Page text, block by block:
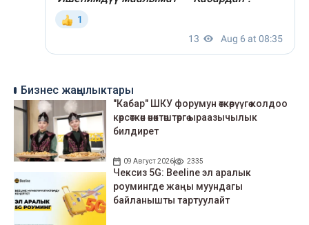
Бизнес жаңылыктары
"Кабар" ШКУ форумун өткөрүүгө колдоо
көрсөткөн өнөктөштөргө ыраазычылык
билдирет
09 Август 2026 2335
Чексиз 5G: Beeline эл аралык
роумингде жаңы муундагы
байланышты тартуулайт